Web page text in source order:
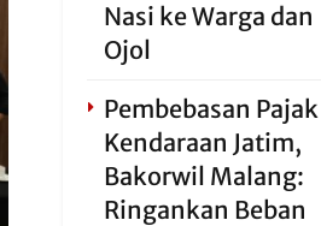
Nasi ke Warga dan
Ojol
Pembebasan Pajak
Kendaraan Jatim,
Bakorwil Malang:
Ringankan Beban